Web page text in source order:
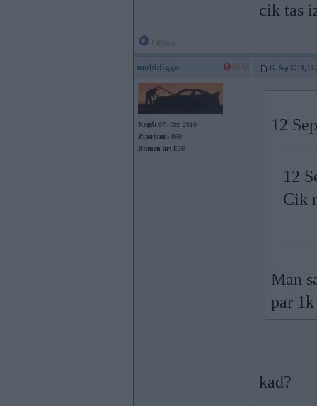
cik tas
mobbfigga 12. Sep 2018,
Kopš: 07. Dec 2010
Ziņojumi: 869
Braucu ar: E36
12
12
Cik
Man
par
kad?